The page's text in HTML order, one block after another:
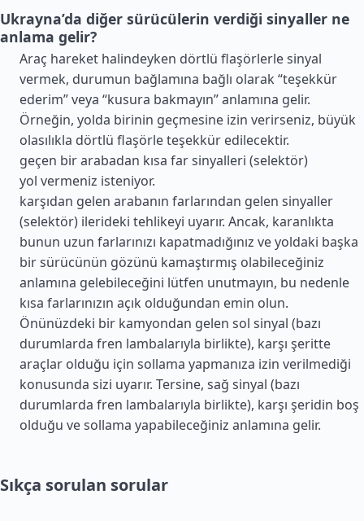
Ukrayna’da diğer sürücülerin verdiği sinyaller ne
anlama gelir?
Araç hareket halindeyken dörtlü flaşörlerle sinyal
vermek, durumun bağlamına bağlı olarak “teşekkür
ederim” veya “kusura bakmayın” anlamına gelir.
Örneğin, yolda birinin geçmesine izin verirseniz, büyük
olasılıkla dörtlü flaşörle teşekkür edilecektir.
geçen bir arabadan kısa far sinyalleri (selektör)
yol vermeniz isteniyor.
karşıdan gelen arabanın farlarından gelen sinyaller
(selektör) ilerideki tehlikeyi uyarır. Ancak, karanlıkta
bunun uzun farlarınızı kapatmadığınız ve yoldaki başka
bir sürücünün gözünü kamaştırmış olabileceğiniz
anlamına gelebileceğini lütfen unutmayın, bu nedenle
kısa farlarınızın açık olduğundan emin olun.
Önünüzdeki bir kamyondan gelen sol sinyal (bazı
durumlarda fren lambalarıyla birlikte), karşı şeritte
araçlar olduğu için sollama yapmanıza izin verilmediği
konusunda sizi uyarır. Tersine, sağ sinyal (bazı
durumlarda fren lambalarıyla birlikte), karşı şeridin boş
olduğu ve sollama yapabileceğiniz anlamına gelir.
Sıkça sorulan sorular